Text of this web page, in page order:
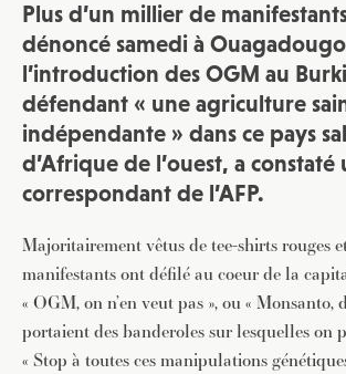
Plus d’un millier de
dénoncé samedi à
l’introduction des OGM au
défendant « une agriculture
indépendante » dans ce pays
d’Afrique de l’ouest, a constaté
correspondant de l’AFP.
Majoritairement vêtus de tee-shirts rouges
manifestants ont défilé au coeur de la
« OGM, on n’en veut pas », ou « Monsanto,
portaient des banderoles sur lesquelles on
« Stop à toutes ces manipulations